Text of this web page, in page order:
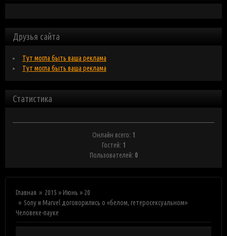
Друзья сайта
Тут могла быть ваша реклама
Тут могла быть ваша реклама
Статистика
Онлайн всего: 1
Гостей: 1
Пользователей: 0
Главная 2015 » Июнь » 20
Sony и Marvel договорились о «белом, гетеросексуальном»
Человеке-пауке